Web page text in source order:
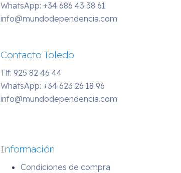
WhatsApp:+34 686 43 38 61
info@mundodependencia.com
Contacto Toledo
Tlf: 925 82 46 44
WhatsApp:+34 623 26 18 96
info@mundodependencia.com
Información
Condiciones de compra